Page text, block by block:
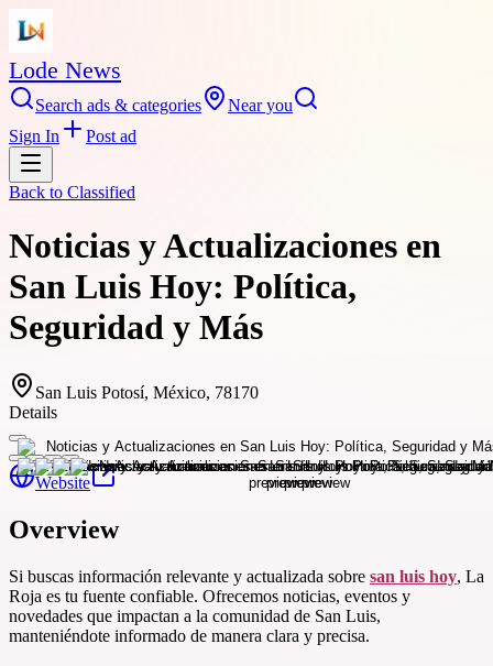
Lode News
Search ads & categories
Near you
Sign In
Post ad
Back to Classified
Noticias y Actualizaciones en
San Luis Hoy: Política,
Seguridad y Más
San Luis Potosí, México, 78170
Details
Website
Overview
Si buscas información relevante y actualizada sobre san luis hoy, La
Roja es tu fuente confiable. Ofrecemos noticias, eventos y
novedades que impactan a la comunidad de San Luis,
manteniéndote informado de manera clara y precisa.